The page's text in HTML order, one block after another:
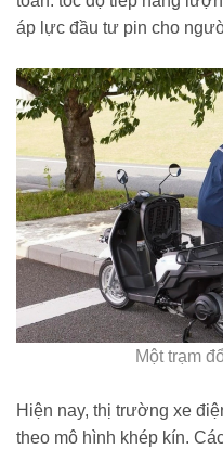
áp lực đầu tư pin cho
Một trạm
Hiện nay, thị trường xe
theo mô hình khép kín.